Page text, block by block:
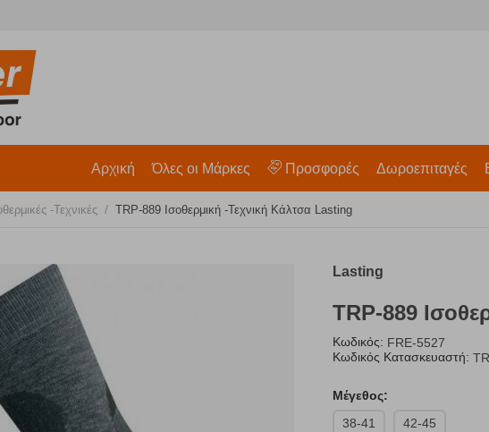
Αρχική Όλες οι Μάρκες Προσφορές Δωροεπιταγές
-Τεχνικές / TRP-889 Ισοθερμική -Τεχνική Κάλτσα Lasting
Lasting
TRP-889
Κωδικός: FRE-5527
Κωδικός Κατασκευαστή:
Μέγεθος:
38-41
42-45